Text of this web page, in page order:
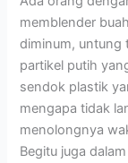
memblender
diminum, untung
partikel putih
sendok plastik
mengapa tidak
menolongnya
Begitu juga